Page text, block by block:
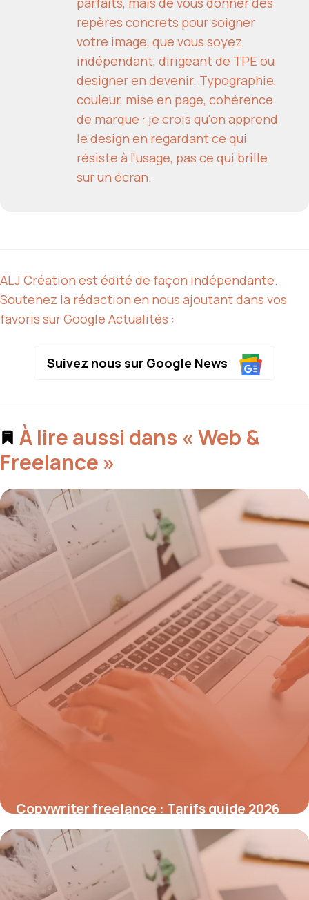
repères concrets pour soigner
votre image, que vous soyez
indépendant, dirigeant de TPE ou
designer en devenir. Typographie,
couleur, mise en page, cohérence
de marque : je crois qu'on apprend
le design en regardant ce qui
résiste à l'usage, pas ce qui brille
sur un écran.
ALJ Création est édité de façon indépendante.
Soutenez la rédaction en nous ajoutant dans vos
favoris sur Google Actualités :
Suivez nous sur Google News
À lire aussi dans « Web &
Freelance »
Copywriter freelance : Tarifs guide 2026
19 mai 2026